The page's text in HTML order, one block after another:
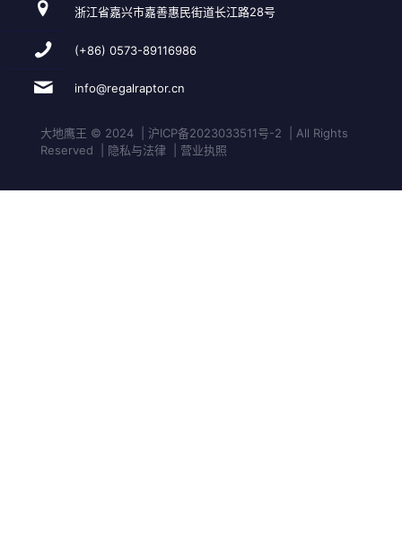
浙江省嘉兴市嘉善惠民街道长江路28号
(+86) 0573-89116986
info@regalraptor.cn
大地鹰王 © 2024 | 沪ICP备2023033511号-2 | All Rights
Reserved | 隐私与法律 | 营业执照